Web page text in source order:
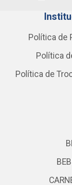
Política de
Política
Política de